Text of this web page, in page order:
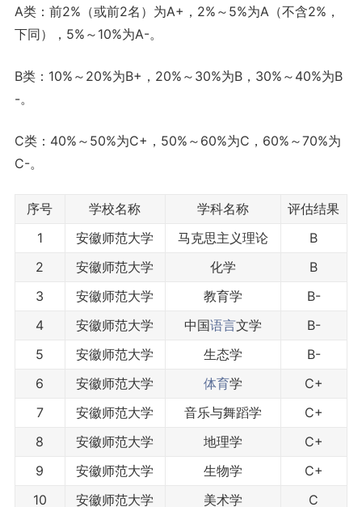
A类：前2%（或前2名）为A+，2%～5%为A（不含2%，
下同），5%～10%为A-。
B类：10%～20%为B+，20%～30%为B，30%～40%为B
-。
C类：40%～50%为C+，50%～60%为C，60%～70%为
C-。
序号 学校名称 学科名称
评估结果
1
安徽师范大学 马克思主义理论
B
2
安徽师范大学 化学
B
3
安徽师范大学 教育学
B-
4
安徽师范大学 中国语言文学
B-
5
安徽师范大学 生态学
B-
6
安徽师范大学 体育学
C+
7
安徽师范大学 音乐与舞蹈学
C+
8
安徽师范大学 地理学
C+
9
安徽师范大学 生物学
C+
10
安徽师范大学 美术学
C